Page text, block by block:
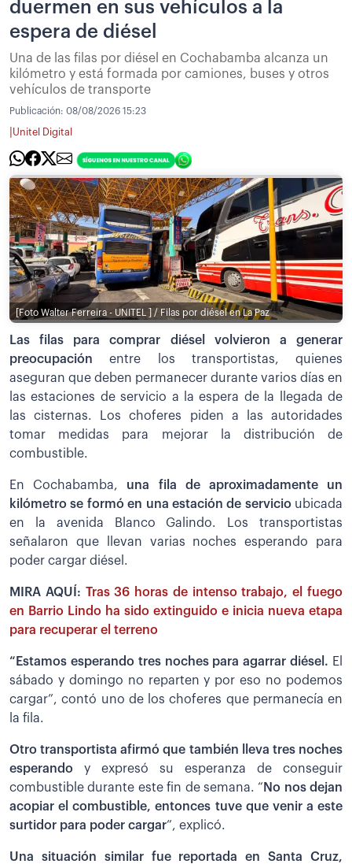
duermen en sus vehículos a la
espera de diésel
Una de las filas por diésel en Cochabamba alcanza un
kilómetro y está formada por camiones, buses y otros
vehículos de transporte
Publicación: 08/08/2026 15:23
Unitel Digital
[Foto Walter Ferreira - UNITEL ] / Filas por diésel en La Paz
Las filas para comprar diésel volvieron a generar
preocupación entre los transportistas, quienes
aseguran que deben permanecer durante varios días en
las estaciones de servicio a la espera de la llegada de
las cisternas. Los choferes piden a las autoridades
tomar medidas para mejorar la distribución de
combustible.
En Cochabamba, una fila de aproximadamente un
kilómetro se formó en una estación de servicio ubicada
en la avenida Blanco Galindo. Los transportistas
señalaron que llevan varias noches esperando para
poder cargar diésel.
MIRA AQUÍ: Tras 36 horas de intenso trabajo, el fuego
en Barrio Lindo ha sido extinguido e inicia nueva etapa
para recuperar el terreno
“Estamos esperando tres noches para agarrar diésel. El
sábado y domingo no reparten y por eso no podemos
cargar”, contó uno de los choferes que permanecía en
la fila.
Otro transportista afirmó que también lleva tres noches
esperando y expresó su esperanza de conseguir
combustible durante este fin de semana. “ No nos dejan
acopiar el combustible, entonces tuve que venir a este
surtidor para poder cargar”, explicó.
Una situación similar fue reportada en Santa Cruz,